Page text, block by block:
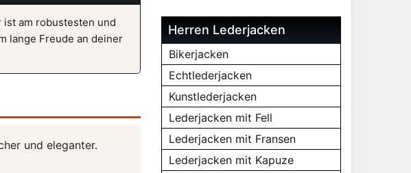
am robustesten und
lange Freude an deiner
und eleganter.
Herren Lederjacken
Bikerjacken
Echtlederjacken
Kunstlederjacken
Lederjacken mit Fell
Lederjacken mit Fransen
Lederjacken mit Kapuze